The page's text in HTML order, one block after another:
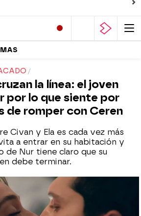
la línea: el joven
por lo que siente por
de romper con Ceren
Civan y Ela es cada vez más
a entrar en su habitación y
de Nur tiene claro que su
debe terminar.